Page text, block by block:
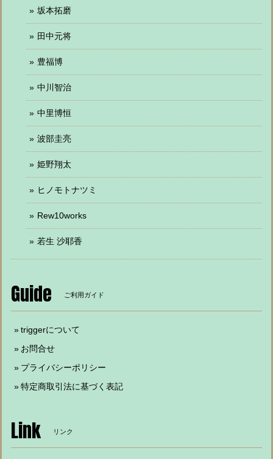
坂本拓磨
田中元将
豊福博
中川智治
中里博恒
波部圭亮
姫野翔太
ヒノモトナツミ
Rew10works
若生 沙耶香
Guide ご利用ガイド
triggerについて
お問合せ
プライバシーポリシー
特定商取引法に基づく表記
Link リンク